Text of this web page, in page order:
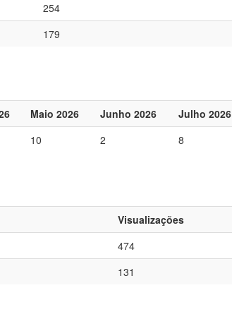
254
179
Maio 2026 Junho 2026 Julho 2026
10 2 8
Visualizações
474
131